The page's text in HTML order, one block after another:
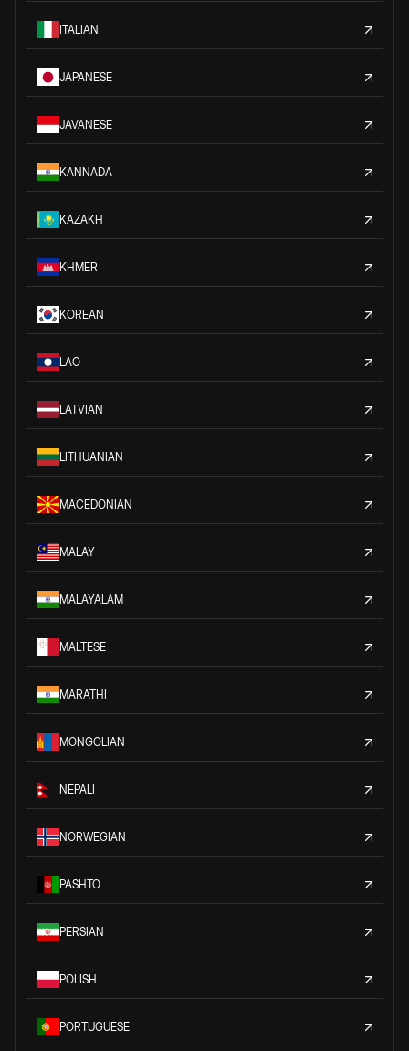
ITALIAN
JAPANESE
JAVANESE
KANNADA
KAZAKH
KHMER
KOREAN
LAO
LATVIAN
LITHUANIAN
MACEDONIAN
MALAY
MALAYALAM
MALTESE
MARATHI
MONGOLIAN
NEPALI
NORWEGIAN
PASHTO
PERSIAN
POLISH
PORTUGUESE